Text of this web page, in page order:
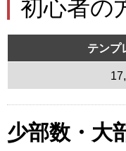
初心者の
テンプ
少部数・大